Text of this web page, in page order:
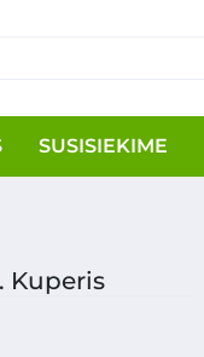
SUSISIEKIME
Kuperis